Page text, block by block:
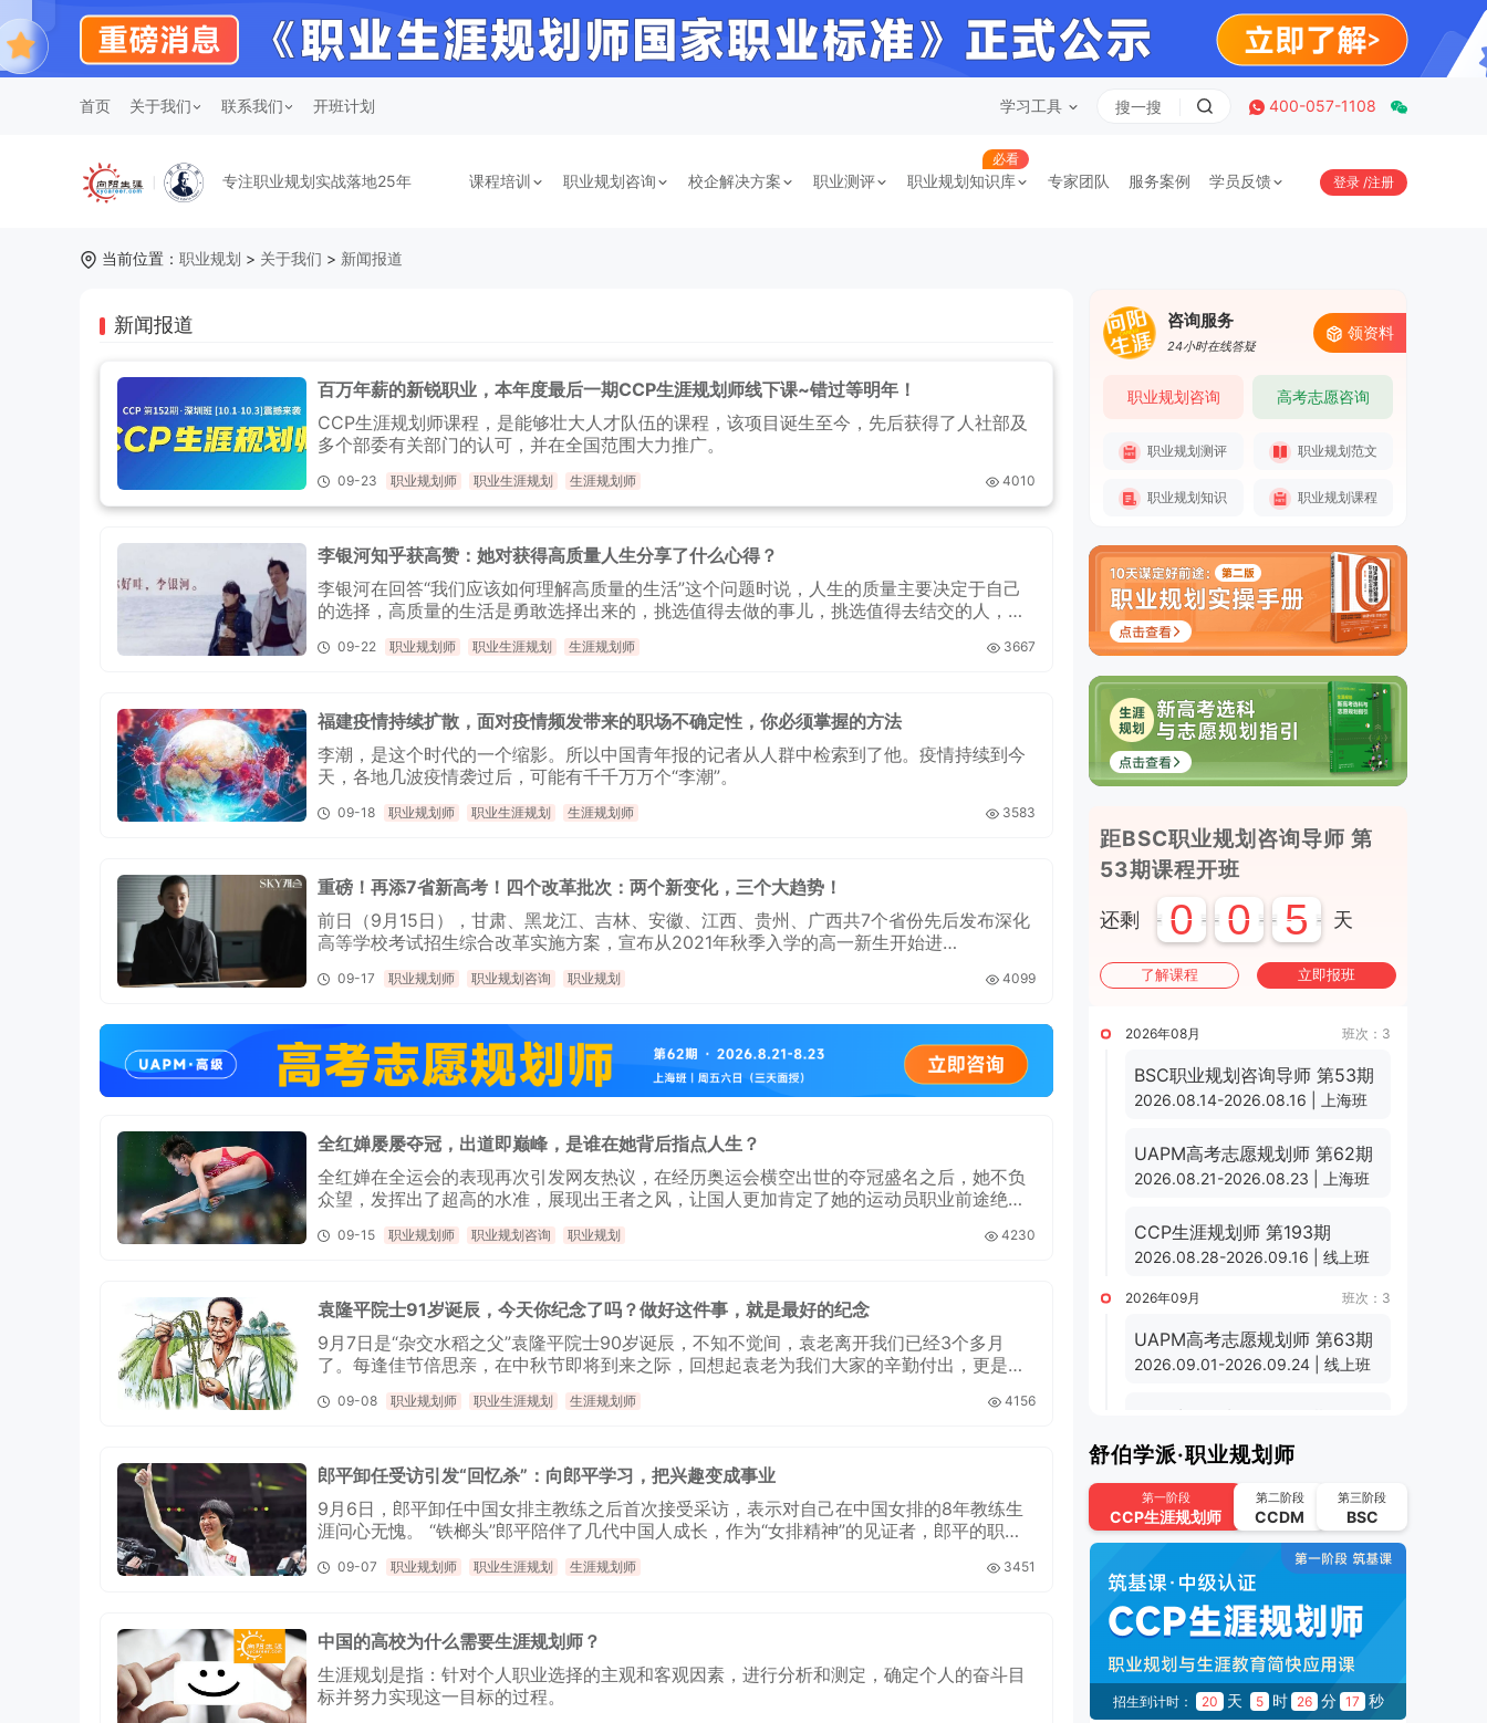
首页 关于我们 联系我们 开班计划 学习工具 400-057-1108
专注职业规划实战落地25年 课程培训 职业规划咨询 校企解决方案 职业测评
必看
职业规划知识库 专家团队 服务案例 学员反馈 登录 /注册
当前位置： 职业规划 > 关于我们 > 新闻报道
新闻报道
百万年薪的新锐职业，本年度最后一期CCP生涯规划师线下课~错过等明年！
CCP生涯规划师课程，是能够壮大人才队伍的课程，该项目诞生至今，先后获得了人社部及
多个部委有关部门的认可，并在全国范围大力推广。
09-23 职业规划师 职业生涯规划 生涯规划师 4010
李银河知乎获高赞：她对获得高质量人生分享了什么心得？
李银河在回答“我们应该如何理解高质量的生活”这个问题时说，人生的质量主要决定于自己
的选择，高质量的生活是勇敢选择出来的，挑选值得去做的事儿，挑选值得去结交的人，挑
09-22 职业规划师 职业生涯规划 生涯规划师 3667
福建疫情持续扩散，面对疫情频发带来的职场不确定性，你必须掌握的方法
李潮，是这个时代的一个缩影。所以中国青年报的记者从人群中检索到了他。疫情持续到今
天，各地几波疫情袭过后，可能有千千万万个“李潮”。
09-18 职业规划师 职业生涯规划 生涯规划师 3583
重磅！再添7省新高考！四个改革批次：两个新变化，三个大趋势！
前日（9月15日），甘肃、黑龙江、吉林、安徽、江西、贵州、广西共7个省份先后发布深化
高等学校考试招生综合改革实施方案，宣布从2021年秋季入学的高一新生开始进
启动试点以来，在全国各省份分阶段稳步推进后的第四批落地省份。
09-17 职业规划师 职业规划咨询 职业规划 4099
全红婵屡屡夺冠，出道即巅峰，是谁在她背后指点人生？
全红婵在全运会的表现再次引发网友热议，在经历奥运会横空出世的夺冠盛名之后，她不负
众望，发挥出了超高的水准，展现出王者之风，让国人更加肯定了她的运动员职业前途绝非
09-15 职业规划师 职业规划咨询 职业规划 4230
袁隆平院士91岁诞辰，今天你纪念了吗？做好这件事，就是最好的纪念
9月7日是“杂交水稻之父”袁隆平院士90岁诞辰，不知不觉间，袁老离开我们已经3个多月
了。每逢佳节倍思亲，在中秋节即将到来之际，回想起袁老为我们大家的辛勤付出，更是忍
09-08 职业规划师 职业生涯规划 生涯规划师 4156
郎平卸任受访引发“回忆杀”：向郎平学习，把兴趣变成事业
9月6日，郎平卸任中国女排主教练之后首次接受采访，表示对自己在中国女排的8年教练生
涯问心无愧。 “铁榔头”郎平陪伴了几代中国人成长，作为“女排精神”的见证者，郎平的职业
09-07 职业规划师 职业生涯规划 生涯规划师 3451
中国的高校为什么需要生涯规划师？
生涯规划是指：针对个人职业选择的主观和客观因素，进行分析和测定，确定个人的奋斗目
标并努力实现这一目标的过程。
咨询服务
24小时在线答疑
领资料
职业规划咨询 高考志愿咨询
职业规划测评 职业规划范文
职业规划知识 职业规划课程
距BSC职业规划咨询导师 第
53期课程开班
还剩 0 0 5 天
了解课程 立即报班
班次：3
2026年08月
BSC职业规划咨询导师 第53期
2026.08.14-2026.08.16 | 上海班
UAPM高考志愿规划师 第62期
2026.08.21-2026.08.23 | 上海班
CCP生涯规划师 第193期
2026.08.28-2026.09.16 | 线上班
班次：3
2026年09月
UAPM高考志愿规划师 第63期
2026.09.01-2026.09.24 | 线上班
2026.09.11-2026.09.30 | 线上班
UAPM高考志愿规划师 第64期
2026.09.22-2026.10.15 | 线上班
班次：4
CCP生涯规划师 第195期
2026.10.02-2026.10.21 | 线上班
UAPM高考志愿规划师 第65期
2026.10.13-2026.11.05 | 线上班
舒伯学派·职业规划师
第一阶段
CCP生涯规划师
第二阶段
CCDM
第三阶段
BSC
招生到计时： 20 天 5 时 26 分 16 秒